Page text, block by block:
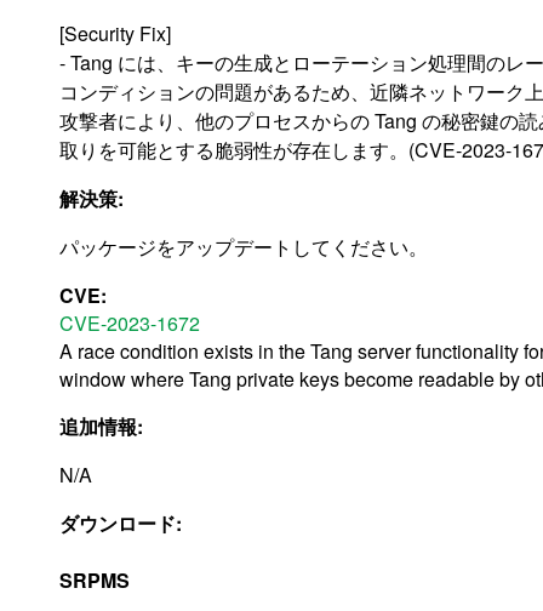
[Security Fix]
- Tang には、キーの生成とローテーション処理間のレ
コンディションの問題があるため、近隣ネットワーク
攻撃者により、他のプロセスからの Tang の秘密鍵の
取りを可能とする脆弱性が存在します。(CVE-2023-
解決策:
パッケージをアップデートしてください。
CVE:
CVE-2023-1672
A race condition exists in the Tang server functionality
window where Tang private keys become readable by
追加情報:
N/A
ダウンロード:
SRPMS